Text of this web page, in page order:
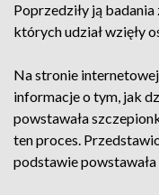
Poprzedziły ją
których udział wzięły
Na stronie
informacje o tym, jak
powstawała
ten proces.
podstawie